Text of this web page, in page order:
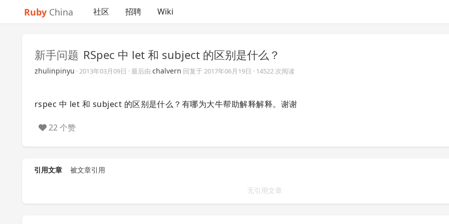
Ruby China 社区 招聘 Wiki
新手问题 RSpec 中 let 和 subject 的区别是什么？
zhulinpinyu ·2013年03月09日 · 最后由 chalvern 回复于2017年06月19日 · 14522 次阅读
rspec 中 let 和 subject 的区别是什么？有哪为大牛帮助解释解释。谢谢
22 个赞
引用文章 被文章引用
无引用文章